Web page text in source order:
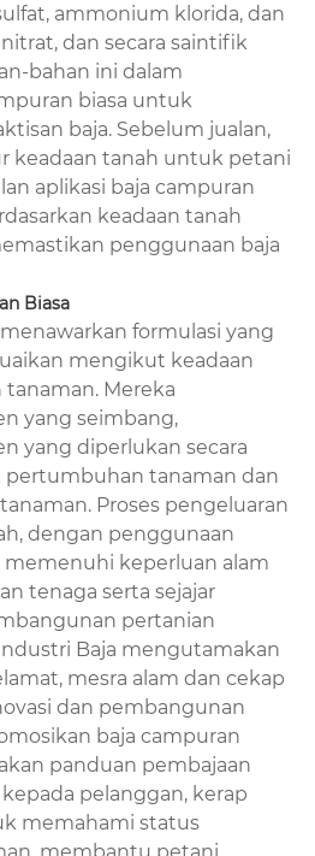
ammonium klorida, dan
dan secara saintifik
bahan ini dalam
biasa untuk
baja. Sebelum jualan,
keadaan tanah untuk petani
aplikasi baja campuran
keadaan tanah
penggunaan baja
Biasa
menawarkan formulasi yang
mengikut keadaan
Mereka
yang seimbang,
yang diperlukan secara
tanaman dan
Proses pengeluaran
dengan penggunaan
memenuhi keperluan alam
tenaga serta sejajar
pertanian
Baja mengutamakan
mesra alam dan cekap
dan pembangunan
baja campuran
panduan pembajaan
pelanggan, kerap
memahami status